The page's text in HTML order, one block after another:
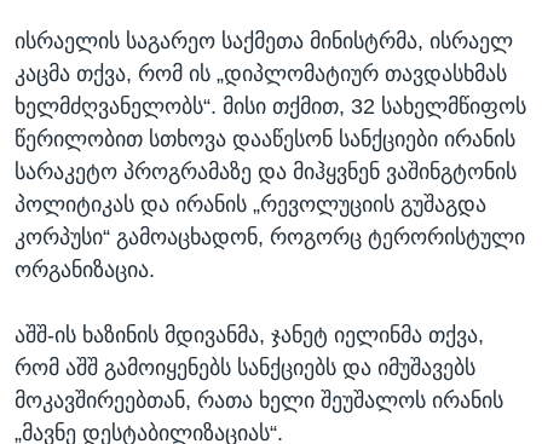
ისრაელის საგარეო საქმეთა მინისტრმა, ისრაელ
კაცმა თქვა, რომ ის „დიპლომატიურ თავდასხმას
ხელმძღვანელობს“. მისი თქმით, 32 სახელმწიფოს
წერილობით სთხოვა დააწესონ სანქციები ირანის
სარაკეტო პროგრამაზე და მიჰყვნენ ვაშინგტონის
პოლიტიკას და ირანის „რევოლუციის გუშაგდა
კორპუსი“ გამოაცხადონ, როგორც ტერორისტული
ორგანიზაცია.
აშშ-ის ხაზინის მდივანმა, ჯანეტ იელინმა თქვა,
რომ აშშ გამოიყენებს სანქციებს და იმუშავებს
მოკავშირეებთან, რათა ხელი შეუშალოს ირანის
„მავნე დესტაბილიზაციას“.